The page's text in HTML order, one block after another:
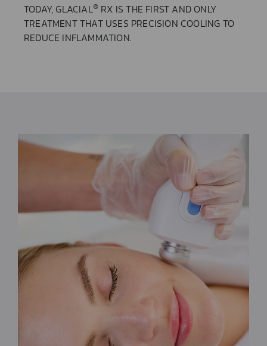
TODAY, GLACIAL® RX IS THE FIRST AND ONLY
TREATMENT THAT USES PRECISION COOLING TO
REDUCE INFLAMMATION.